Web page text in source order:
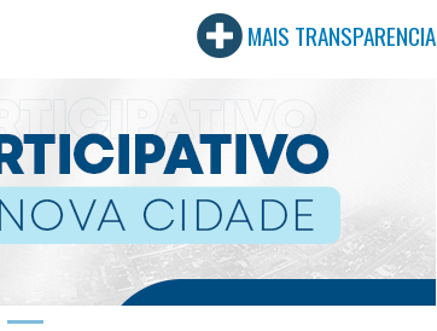
MAIS TRANSPARENCIA